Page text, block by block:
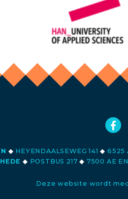
◆ HEYENDAALSEWEG 141◆ 6525
◆ POSTBUS 217◆ 7500 AE
Deze website wordt